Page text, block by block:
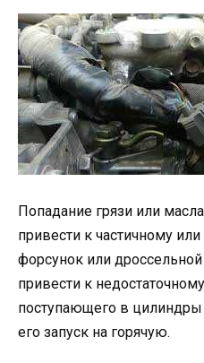
Попадание грязи или
привести к частичному
форсунок или
привести к
поступающего в цилиндры
его запуск на горячую.